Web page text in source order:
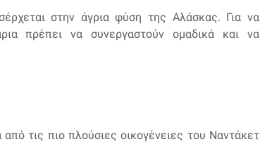
στην άγρια φύση της Αλάσκας. Για να
πρέπει να συνεργαστούν ομαδικά και να
από τις πιο πλούσιες οικογένειες του Ναντάκετ